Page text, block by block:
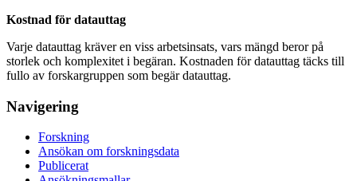
Kostnad för datauttag
Varje datauttag kräver en viss arbetsinsats, vars mängd beror på
storlek och komplexitet i begäran. Kostnaden för datauttag täcks till
fullo av forskargruppen som begär datauttag.
Navigering
Forskning
Ansökan om forskningsdata
Publicerat